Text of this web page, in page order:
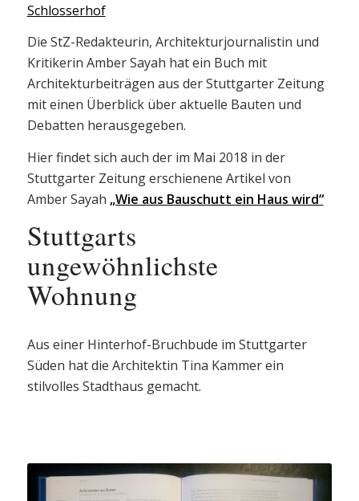
Schlosserhof
Die StZ-Redakteurin, Architekturjournalistin und
Kritikerin Amber Sayah hat ein Buch mit
Architekturbeiträgen aus der Stuttgarter Zeitung
mit einen Überblick über aktuelle Bauten und
Debatten herausgegeben.
Hier findet sich auch der im Mai 2018 in der
Stuttgarter Zeitung erschienene Artikel von
Amber Sayah „Wie aus Bauschutt ein Haus wird“
Stuttgarts
ungewöhnlichste
Wohnung
Aus einer Hinterhof-Bruchbude im Stuttgarter
Süden hat die Architektin Tina Kammer ein
stilvolles Stadthaus gemacht.